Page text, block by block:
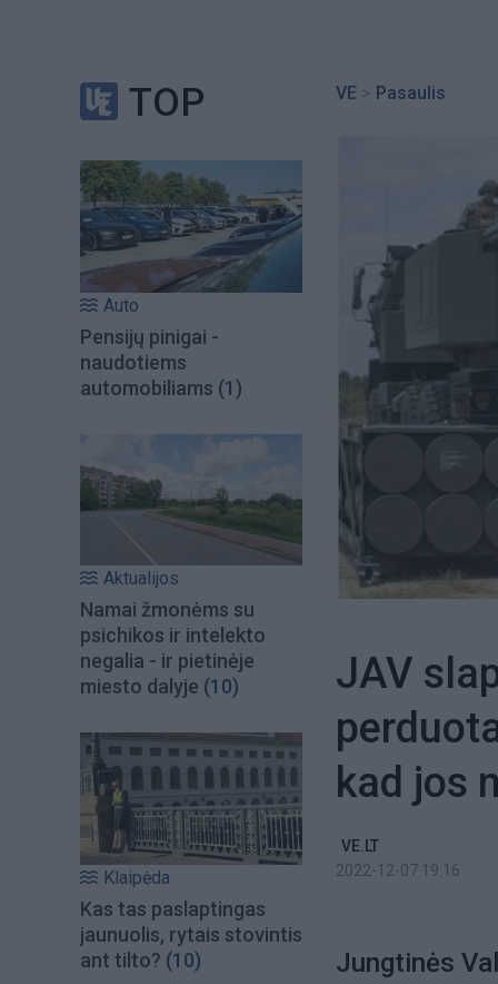
TOP
Auto
Pensijų pinigai -
naudotiems
automobiliams (1)
Aktualijos
Namai žmonėms su
psichikos ir intelekto
negalia - ir pietinėje
miesto dalyje (10)
Klaipėda
Kas tas paslaptingas
jaunuolis, rytais stovintis
ant tilto? (10)
VE > Pasaulis
JAV
kad jos
VE.LT
2022-12-07 19:16
Jungtinės